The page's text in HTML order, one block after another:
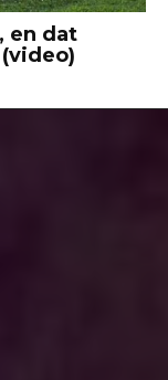
en dat